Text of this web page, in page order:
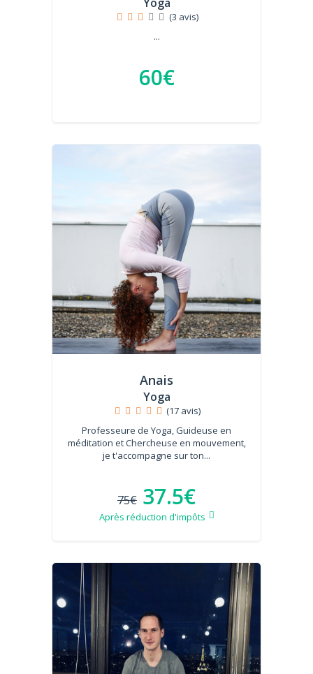
(3 avis)
...
60€
Anais
Yoga
(17 avis)
Professeure de Yoga, Guideuse en
méditation et Chercheuse en mouvement,
je t'accompagne sur ton...
75€ 37.5€
Après réduction d'impôts